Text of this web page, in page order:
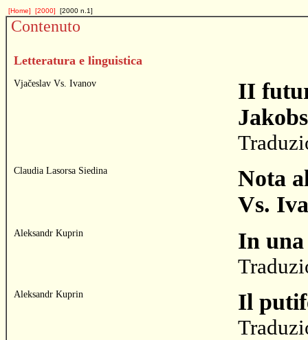
[Home] [2000] [2000 n.1]
Contenuto
Letteratura e linguistica
Vjačeslav Vs. Ivanov
II
Claudia Lasorsa Siedina
Nota
Vs.
Aleksandr Kuprin In
Aleksandr Kuprin Il